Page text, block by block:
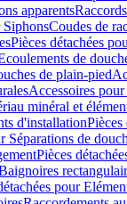
apparentsRaccords
SiphonsCoudes de
Pièces détachées
de
de plain-pied
Accessoires
minéral et
d'installationPièces
Séparations de
Pièces
pour